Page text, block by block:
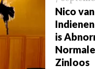
Nico
is
Zinloos